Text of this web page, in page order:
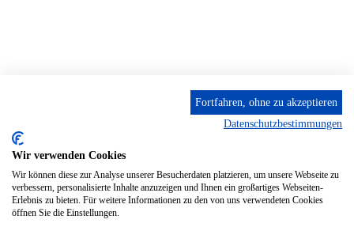
Fortfahren, ohne zu akzeptieren
Datenschutzbestimmungen
Wir verwenden Cookies
Wir können diese zur Analyse unserer Besucherdaten platzieren, um unsere Webseite zu
verbessern, personalisierte Inhalte anzuzeigen und Ihnen ein großartiges Webseiten-
Erlebnis zu bieten. Für weitere Informationen zu den von uns verwendeten Cookies
öffnen Sie die Einstellungen.